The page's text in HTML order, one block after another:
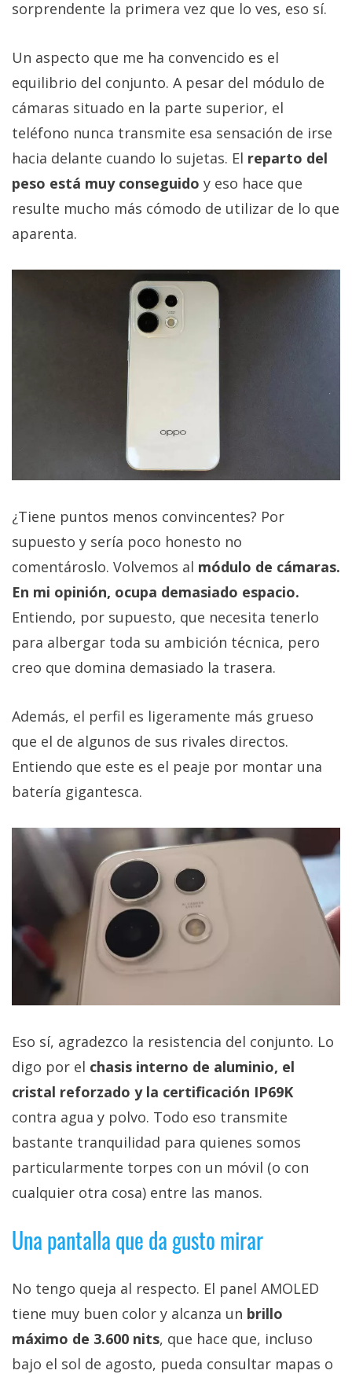
sorprendente la primera vez que lo ves, eso sí.
Un aspecto que me ha convencido es el
equilibrio del conjunto. A pesar del módulo de
cámaras situado en la parte superior, el
teléfono nunca transmite esa sensación de irse
hacia delante cuando lo sujetas. El reparto del
peso está muy conseguido y eso hace que
resulte mucho más cómodo de utilizar de lo que
aparenta.
¿Tiene puntos menos convincentes? Por
supuesto y sería poco honesto no
comentároslo. Volvemos al módulo de cámaras.
En mi opinión, ocupa demasiado espacio.
Entiendo, por supuesto, que necesita tenerlo
para albergar toda su ambición técnica, pero
creo que domina demasiado la trasera.
Además, el perfil es ligeramente más grueso
que el de algunos de sus rivales directos.
Entiendo que este es el peaje por montar una
batería gigantesca.
Eso sí, agradezco la resistencia del conjunto. Lo
digo por el chasis interno de aluminio, el
cristal reforzado y la certificación IP69K
contra agua y polvo. Todo eso transmite
bastante tranquilidad para quienes somos
particularmente torpes con un móvil (o con
cualquier otra cosa) entre las manos.
Una pantalla que da gusto mirar
No tengo queja al respecto. El panel AMOLED
tiene muy buen color y alcanza un brillo
máximo de 3.600 nits, que hace que, incluso
bajo el sol de agosto, pueda consultar mapas o